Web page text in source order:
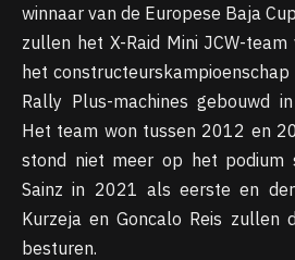
winnaar van de Europese Baja
zullen het X-Raid Mini JCW-
het
Rally Plus-machines gebouwd
Het team won tussen 2012 en
stond niet meer op het podium
Sainz in 2021 als eerste en
Kurzeja en Goncalo Reis zullen
besturen.